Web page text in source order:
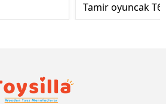
Tamir oyuncak